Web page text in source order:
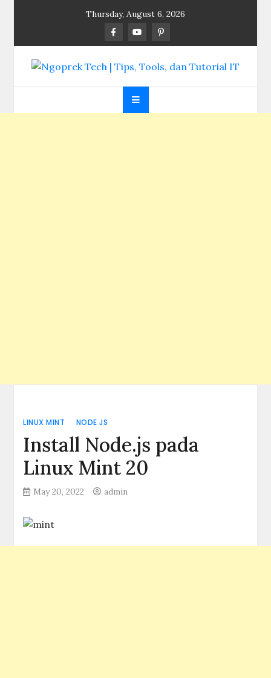
Thursday, August 6, 2026
Ngoprek Tech | Tips,
Tools, dan Tutorial
LINUX MINT NODE JS
Install Node.js pada
Linux Mint 20
May 20, 2022 admin